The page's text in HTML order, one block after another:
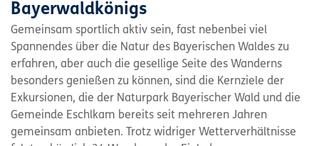
Bayerwaldkönigs
Gemeinsam sportlich aktiv sein, fast nebenbei viel
Spannendes über die Natur des Bayerischen Waldes zu
erfahren, aber auch die gesellige Seite des Wanderns
besonders genießen zu können, sind die Kernziele der
Exkursionen, die der Naturpark Bayerischer Wald und die
Gemeinde Eschlkam bereits seit mehreren Jahren
gemeinsam anbieten. Trotz widriger Wetterverhältnisse